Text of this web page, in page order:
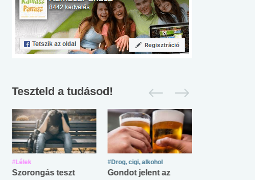
Teszteld a tudásod!
#Lélek
Szorongás teszt
#Drog, cigi, alkohol
Gondot jelent az